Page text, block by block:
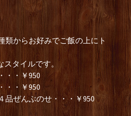
類からお好みでご飯の上にト
スタイルです。
・・￥950
・・￥950
品ぜんぶのせ・・・￥950